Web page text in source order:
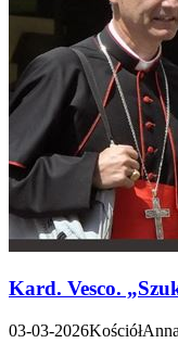
Kard. Vesco.
03-03-2026Kościół